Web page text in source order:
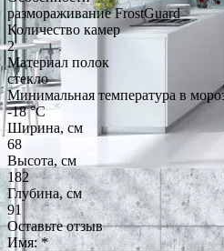
размораживание FrostGuard
Количество камер
2
Материал полок
стекло
Минимальная температура в
-18 °C
Ширина, см
68
Высота, см
182
Глубина, см
91
Оставьте отзыв
Имя:*